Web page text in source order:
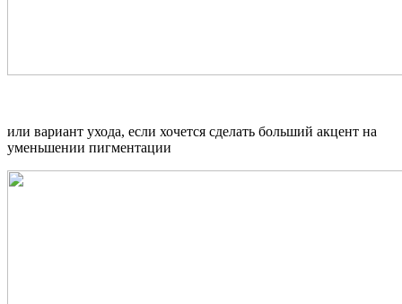
или вариант ухода, если хочется сделать больший акцент на
уменьшении пигментации